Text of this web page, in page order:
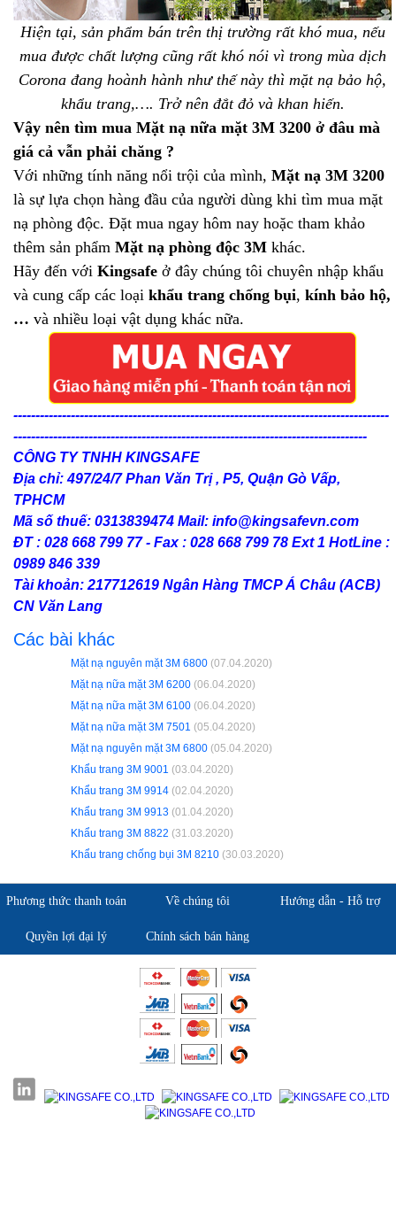
Hiện tại, sản phẩm bán trên thị trường rất khó mua, nếu
mua được chất lượng cũng rất khó nói vì trong mùa dịch
Corona đang hoành hành như thế này thì mặt nạ bảo hộ,
khẩu trang,…. Trở nên đắt đỏ và khan hiến.
Vậy nên tìm mua Mặt nạ nữa mặt 3M 3200 ở đâu mà
giá cả vẫn phải chăng ?
Với những tính năng nổi trội của mình, Mặt nạ 3M 3200
là sự lựa chọn hàng đầu của người dùng khi tìm mua mặt
nạ phòng độc. Đặt mua ngay hôm nay hoặc tham khảo
thêm sản phẩm Mặt nạ phòng độc 3M khác.
Hãy đến với Kingsafe ở đây chúng tôi chuyên nhập khẩu
và cung cấp các loại khẩu trang chống bụi, kính bảo hộ,
… và nhiều loại vật dụng khác nữa.
-------------------------------------------------------------------------------------
--------------------------------------------------------------------------------
CÔNG TY TNHH KINGSAFE
Địa chỉ: 497/24/7 Phan Văn Trị , P5, Quận Gò Vấp,
TPHCM
Mã số thuế: 0313839474 Mail: info@kingsafevn.com
ĐT : 028 668 799 77 - Fax : 028 668 799 78 Ext 1 HotLine :
0989 846 339
Tài khoản: 217712619 Ngân Hàng TMCP Á Châu (ACB)
CN Văn Lang
Các bài khác
Mặt nạ nguyên mặt 3M 6800 (07.04.2020)
Mặt nạ nữa mặt 3M 6200 (06.04.2020)
Mặt nạ nữa mặt 3M 6100 (06.04.2020)
Mặt nạ nữa mặt 3M 7501 (05.04.2020)
Mặt nạ nguyên mặt 3M 6800 (05.04.2020)
Khẩu trang 3M 9001 (03.04.2020)
Khẩu trang 3M 9914 (02.04.2020)
Khẩu trang 3M 9913 (01.04.2020)
Khẩu trang 3M 8822 (31.03.2020)
Khẩu trang chống bụi 3M 8210 (30.03.2020)
Phương thức thanh toán Về chúng tôi Hướng dẫn - Hỗ trợ
Quyền lợi đại lý Chính sách bán hàng